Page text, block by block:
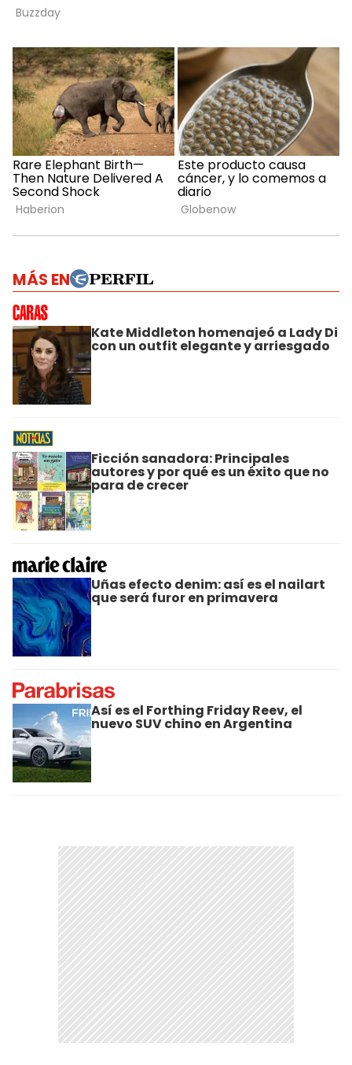
MÁS EN
Kate Middleton homenajeó a Lady Di
con un outfit elegante y arriesgado
Ficción sanadora: Principales
autores y por qué es un éxito que no
para de crecer
Uñas efecto denim: así es el nailart
que será furor en primavera
Así es el Forthing Friday Reev, el
nuevo SUV chino en Argentina